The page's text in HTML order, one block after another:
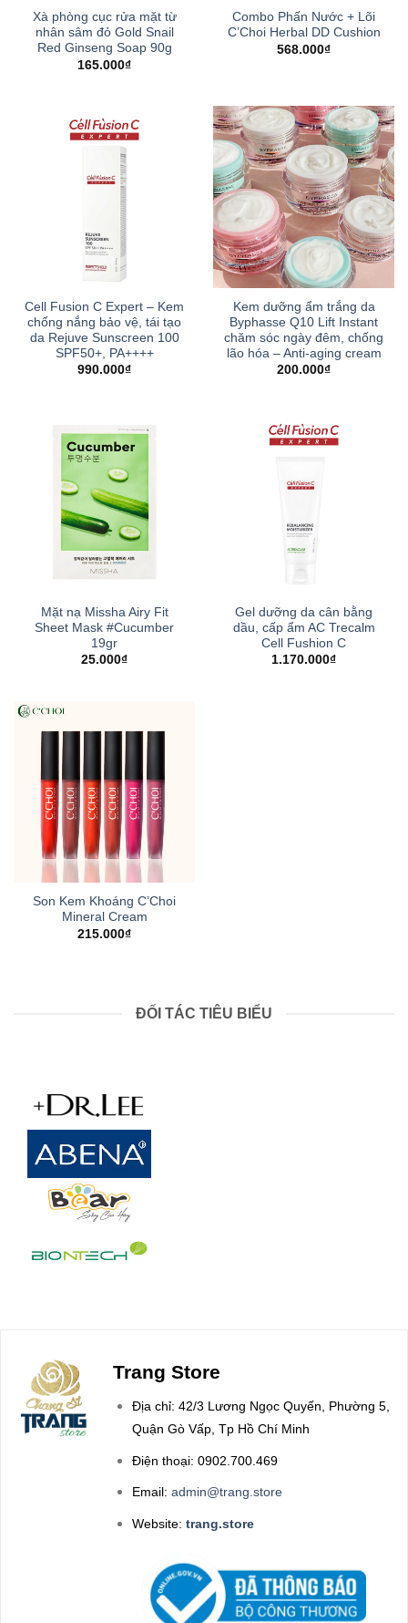
Xà phòng cục rửa mặt từ
nhân sâm đỏ Gold Snail
Red Ginseng Soap 90g
165.000₫
Combo Phấn Nước + Lõi
C’Choi Herbal DD Cushion
568.000₫
Cell Fusion C Expert – Kem
chống nắng bảo vệ, tái tạo
da Rejuve Sunscreen 100
SPF50+, PA++++
990.000₫
Kem dưỡng ẩm trắng da
Byphasse Q10 Lift Instant
chăm sóc ngày đêm, chống
lão hóa – Anti-aging cream
200.000₫
Mặt nạ Missha Airy Fit
Sheet Mask #Cucumber
19gr
25.000₫
Gel dưỡng da cân bằng
dầu, cấp ẩm AC Trecalm
Cell Fushion C
1.170.000₫
Son Kem Khoáng C’Choi
Mineral Cream
215.000₫
ĐỐI TÁC TIÊU BIỂU
Trang Store
Địa chỉ: 42/3 Lương Ngọc Quyến, Phường 5,
Quận Gò Vấp, Tp Hồ Chí Minh
Điện thoại: 0902.700.469
Email:admin@trang.store
Website:trang.store